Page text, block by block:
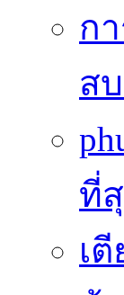
ก
ส
ที่
เ